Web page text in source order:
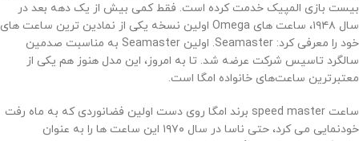
بیست بازی المپیک خدمت کرده است. فقط کمی بیش از یک دهه بعد در
سال ۱۹۴۸، ساعت های Omega اولین نسخه یکی از نمادین ترین ساعت های
خود را معرفی کرد: Seamaster. اولین Seamaster به مناسبت صدمین
سالگرد تاسیس شرکت عرضه شد. تا به امروز، این مدل هنوز هم یکی از
معتبرترین ساعت‌های خانواده امگا است.
ساعت speed master برند امگا روی دست اولین فضانوردی که به ماه رفت
خودنمایی می کرد، حتی ناسا در سال ۱۹۷۰ این ساعت ها را به عنوان